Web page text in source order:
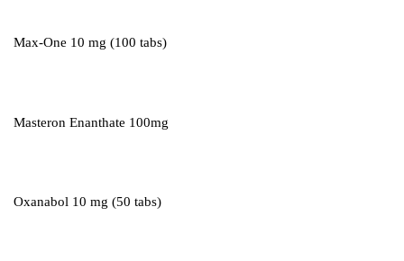
Max-One 10 mg (100 tabs)
Masteron Enanthate 100mg
Oxanabol 10 mg (50 tabs)